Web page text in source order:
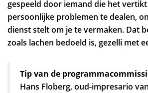
gespeeld door iemand die het
persoonlijke problemen te dealen,
dienst stelt om je te vermaken. Dat
zoals lachen bedoeld is, gezelli met
Tip van de
Hans Floberg, oud-impresario